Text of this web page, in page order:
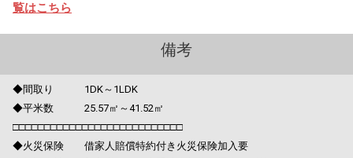
覧はこちら
備考
◆間取り 1DK～1LDK
◆平米数 25.57㎡～41.52㎡
□□□□□□□□□□□□□□□□□□□□□□□□□□□
◆火災保険 借家人賠償特約付き火災保険加入要